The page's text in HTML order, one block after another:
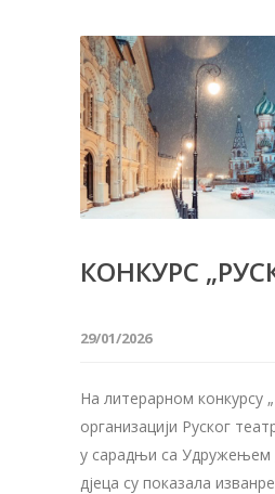
КОНКУРС
29/01/2026
На литерарном конкурсу
организацији Руског
у сарадњи са Удружењем
д‌јеца су показала